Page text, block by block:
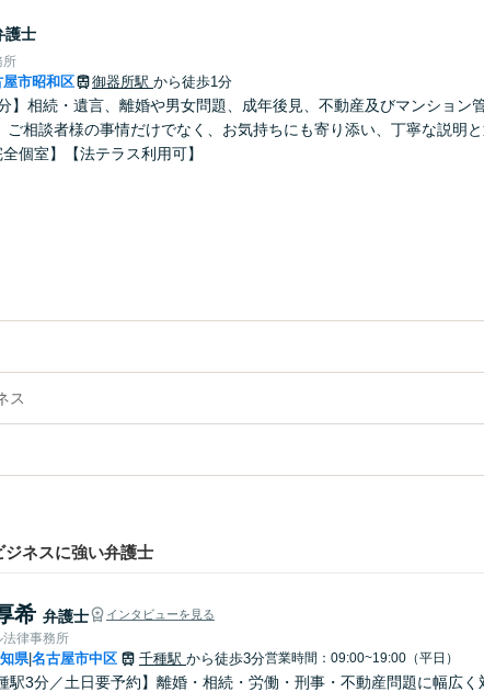
護士
所
屋市昭和区 御器所駅 から徒歩1分
】相続・遺言、離婚や男女問題、成年後見、不動産及びマンション
ご相談者様の事情だけでなく、お気持ちにも寄り添い、丁寧な説明
個室】【法テラス利用可】
ス
ネスに強い弁護士
希 弁護士 インタビューを見る
法律事務所
県|名古屋市中区 千種駅 から徒歩3分営業時間：09:00~19:00（平日）
駅3分／土日要予約】離婚・相続・労働・刑事・不動産問題に幅広